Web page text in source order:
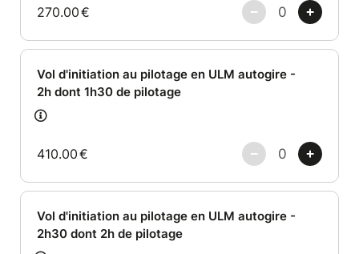
270.00€
Vol d'initiation au pilotage en ULM autogire -
2h dont 1h30 de pilotage
410.00€
Vol d'initiation au pilotage en ULM autogire -
2h30 dont 2h de pilotage